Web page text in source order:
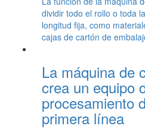
dividir todo el rollo o toda
longitud fija, como
cajas de cartón de
La máquina de
crea un equipo
procesamiento
primera línea